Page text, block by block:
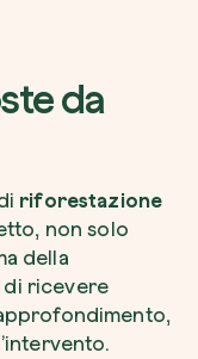
da
riforestazione
non solo
della
di ricevere